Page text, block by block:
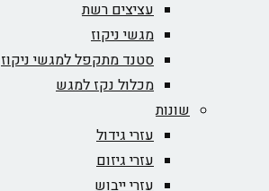
עציצים רשת
מגשי ניקוז
סטנד מתקפל למגשי ניקוז
מכלול נקז למגש
שונות
עזרי גידול
עזרי גיזום
עזרי ייבוש